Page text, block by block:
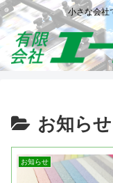
小さな会社
お知らせ
お知らせ